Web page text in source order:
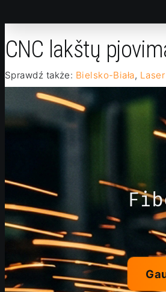
CNC lakštų
Sprawdź także: Bielsko-Biała,